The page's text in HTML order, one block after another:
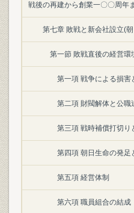
戦後の再建から創業一〇〇周年
第七章 敗戦と新会社設立(
第一節 敗戦直後の経営環
第一項 戦争による損
第二項 財閥解体と公職
第三項 戦時補償打切り
第四項 朝日生命の発足
第五項 経営体制
第六項 職員組合の結成